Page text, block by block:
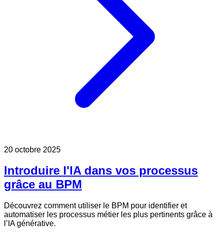
20 octobre 2025
Introduire l'IA dans vos processus
grâce au BPM
Découvrez comment utiliser le BPM pour identifier et
automatiser les processus métier les plus pertinents grâce à
l’IA générative.